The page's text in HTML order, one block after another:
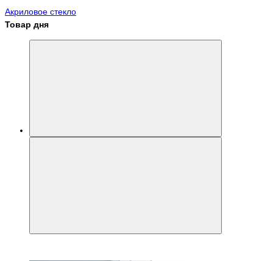
Акриловое стекло
Товар дня